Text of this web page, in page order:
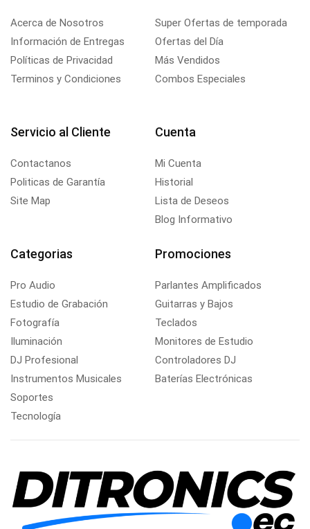
Acerca de Nosotros
Información de Entregas
Políticas de Privacidad
Terminos y Condiciones
Super Ofertas de temporada
Ofertas del Día
Más Vendidos
Combos Especiales
Servicio al Cliente
Contactanos
Politicas de Garantía
Site Map
Cuenta
Mi Cuenta
Historial
Lista de Deseos
Blog Informativo
Categorias
Pro Audio
Estudio de Grabación
Fotografía
Iluminación
DJ Profesional
Instrumentos Musicales
Soportes
Tecnología
Promociones
Parlantes Amplificados
Guitarras y Bajos
Teclados
Monitores de Estudio
Controladores DJ
Baterías Electrónicas